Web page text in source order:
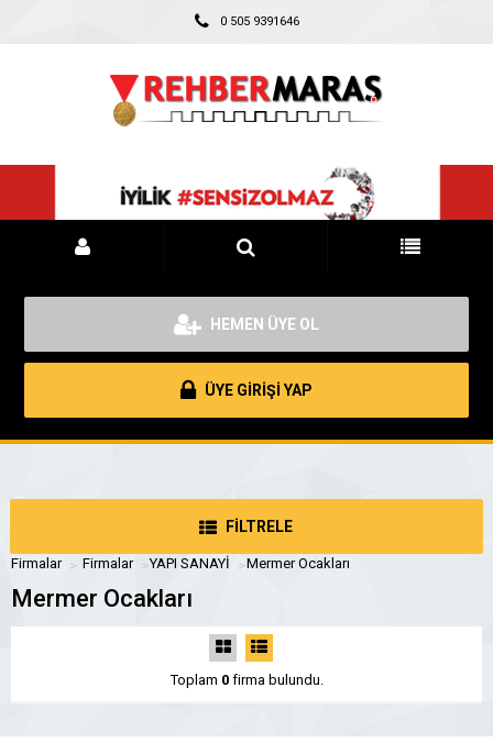
0 505 9391646
HEMEN ÜYE OL
ÜYE GİRİŞİ YAP
FİLTRELE
Firmalar Firmalar YAPI SANAYİ Mermer Ocakları
Mermer Ocakları
Toplam 0firma bulundu.